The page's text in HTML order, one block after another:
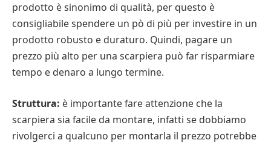
prodotto è sinonimo di qualità, per questo è
consigliabile spendere un pò di più per investire in un
prodotto robusto e duraturo. Quindi, pagare un
prezzo più alto per una scarpiera può far risparmiare
tempo e denaro a lungo termine.
Struttura: è importante fare attenzione che la
scarpiera sia facile da montare, infatti se dobbiamo
rivolgerci a qualcuno per montarla il prezzo potrebbe